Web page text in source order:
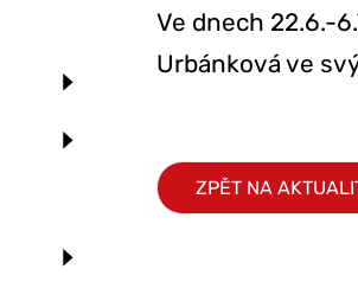
Ve dnech 22.6.-
Urbánková ve
ZPĚT NA